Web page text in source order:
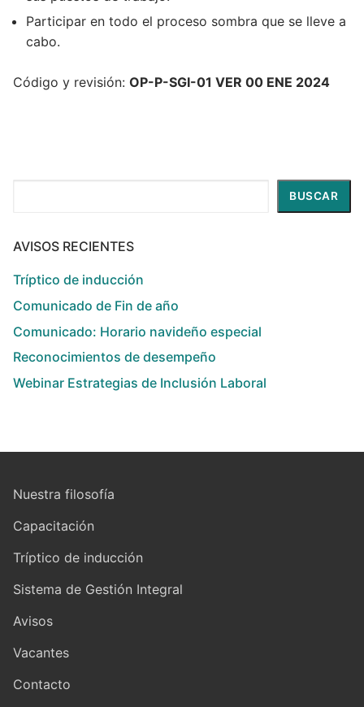
Participar en todo el proceso sombra que se lleve a
cabo.
Código y revisión: OP-P-SGI-01 VER 00 ENE 2024
BUSCAR
AVISOS RECIENTES
Tríptico de inducción
Comunicado de Fin de año
Comunicado: Horario navideño especial
Reconocimientos de desempeño
Webinar Estrategias de Inclusión Laboral
Nuestra filosofía
Capacitación
Tríptico de inducción
Sistema de Gestión Integral
Avisos
Vacantes
Contacto